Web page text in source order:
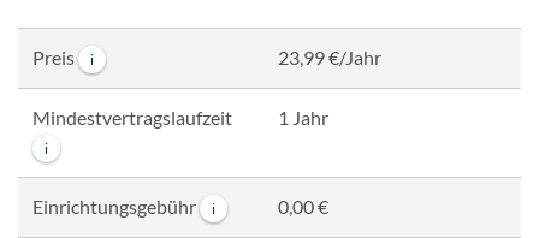
Preis i 23,99 €/Jahr
Mindestvertragslaufzeit
i
1 Jahr
Einrichtungsgebühr i 0,00 €